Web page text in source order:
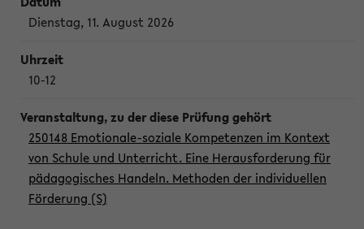
Dienstag, 11. August 2026
10-12
250148 Emotionale-soziale Kompetenzen im Kontext
von Schule und Unterricht. Eine Herausforderung für
pädagogisches Handeln. Methoden der individuellen
Förderung (S)